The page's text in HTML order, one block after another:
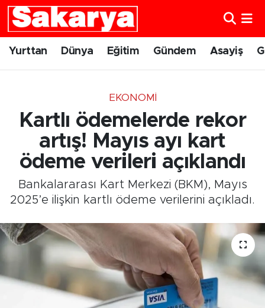
Yurttan Dünya Eğitim Gündem Asayiş
EKONOMI
Kartlı ödemelerde rekor
artış! Mayıs ayı kart
ödeme verileri açıklandı
Bankalararası Kart Merkezi (BKM), Mayıs
2025’e ilişkin kartlı ödeme verilerini açıkladı.
Yurttan
Gündem
Eskişehirspor
Spor
Sağlık
Kültür Sanat
Tarihçe
Eskişehir Nöbetçi Eczaneler
Eskişehir Trafik Yoğunluk Haritası
Süper Lig Puan Durumu ve Fikstür
Tüm Manşetler
Son Dakika Haberleri
Haber Arşivi